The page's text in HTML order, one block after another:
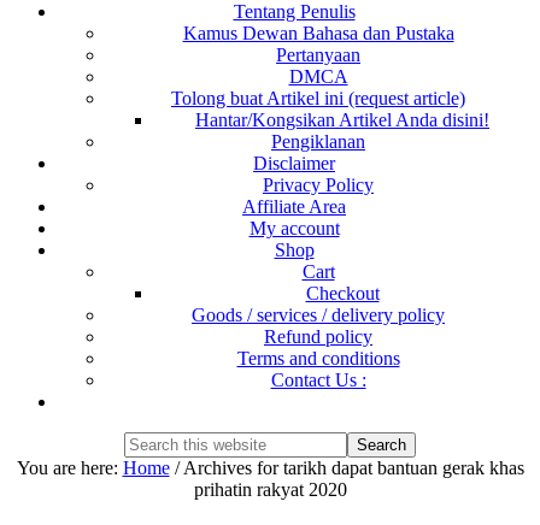
Tentang Penulis
Kamus Dewan Bahasa dan Pustaka
Pertanyaan
DMCA
Tolong buat Artikel ini (request article)
Hantar/Kongsikan Artikel Anda disini!
Pengiklanan
Disclaimer
Privacy Policy
Affiliate Area
My account
Shop
Cart
Checkout
Goods / services / delivery policy
Refund policy
Terms and conditions
Contact Us :
Search
this
Hide
Search
You are here: Home /Archives for tarikh dapat bantuan gerak khas
prihatin rakyat 2020